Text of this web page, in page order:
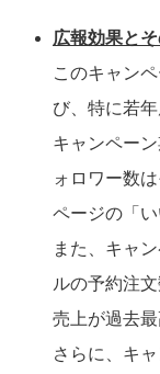
広報効果と
このキャン
び、特に若
キャンペー
ォロワー数
ページの「
また、キャ
ルの予約注
売上が過去最
さらに、キ